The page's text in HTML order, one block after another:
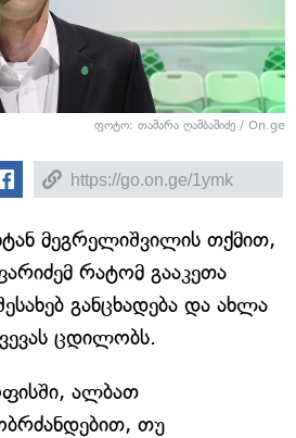
ფოტო: თამარა ღამბაშიძე / On.ge
მეგრელიშვილის თქმით,
რატომ გააკეთა
განცხადება და ახლა
ცდილობს.
ალბათ
თუ